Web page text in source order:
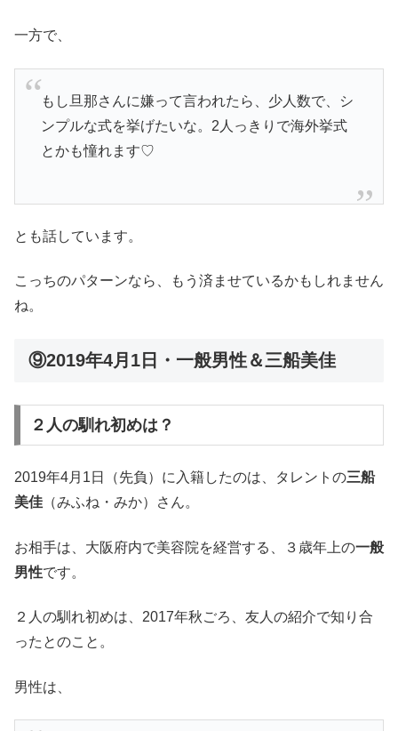
一方で、
もし旦那さんに嫌って言われたら、少人数で、シ
ンプルな式を挙げたいな。2人っきりで海外挙式
とかも憧れます♡
とも話しています。
こっちのパターンなら、もう済ませているかもしれません
ね。
⑨2019年4月1日・一般男性＆三船美佳
２人の馴れ初めは？
2019年4月1日（先負）に入籍したのは、タレントの三船
美佳 （みふね・みか）さん。
お相手は、大阪府内で美容院を経営する、３歳年上の一般
男性です。
２人の馴れ初めは、2017年秋ごろ、友人の紹介で知り合
ったとのこと。
男性は、